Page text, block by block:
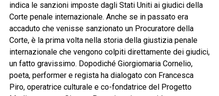
indica le sanzioni imposte dagli Stati Uniti ai giudici della
Corte penale internazionale. Anche se in passato era
accaduto che venisse sanzionato un Procuratore della
Corte, è la prima volta nella storia della giustizia penale
internazionale che vengono colpiti direttamente dei giudici,
un fatto gravissimo. Dopodiché Giorgiomaria Cornelio,
poeta, performer e regista ha dialogato con Francesca
Piro, operatrice culturale e co-fondatrice del Progetto